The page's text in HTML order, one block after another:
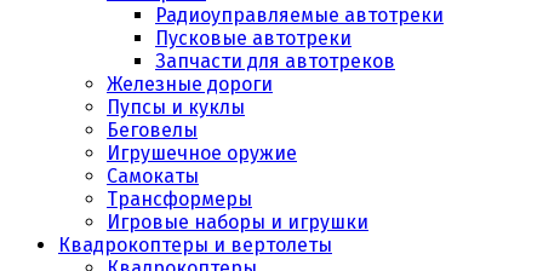
Радиоуправляемые автотреки
Пусковые автотреки
Запчасти для автотреков
Железные дороги
Пупсы и куклы
Беговелы
Игрушечное оружие
Самокаты
Трансформеры
Игровые наборы и игрушки
Квадрокоптеры и вертолеты